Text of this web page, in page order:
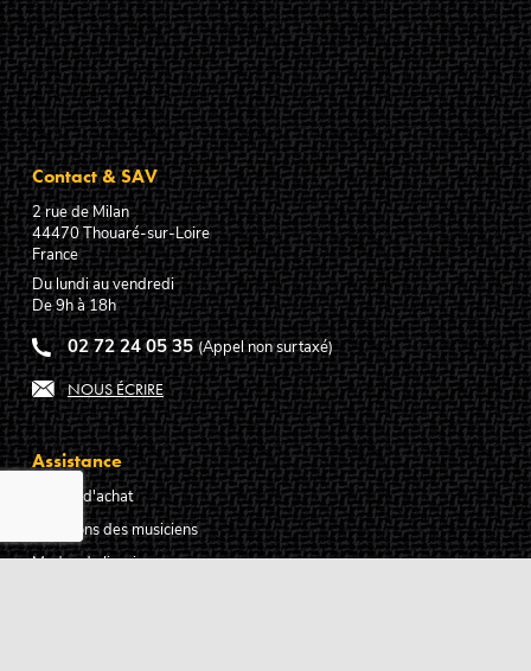
Contact & SAV
2 rue de Milan
44470Thouaré-sur-Loire
France
Du lundi au vendredi
De 9h à 18h
02 72 24 05 35 (Appel non surtaxé)
NOUS ÉCRIRE
Assistance
Guides d'achat
Questions des musiciens
Modes de livraison